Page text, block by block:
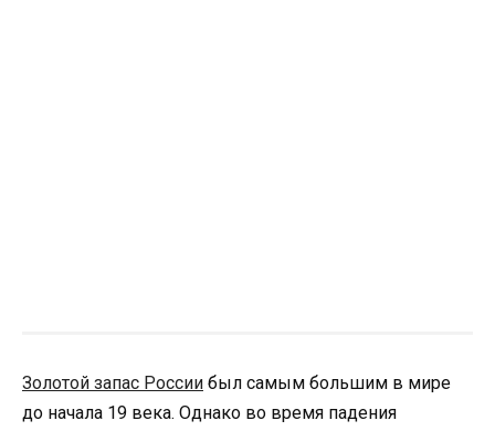
Золотой запас России был самым большим в мире
до начала 19 века. Однако во время падения